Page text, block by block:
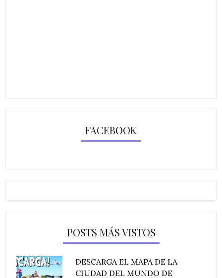
FACEBOOK
POSTS MÁS VISTOS
DESCARGA EL MAPA DE LA
CIUDAD DEL MUNDO DE